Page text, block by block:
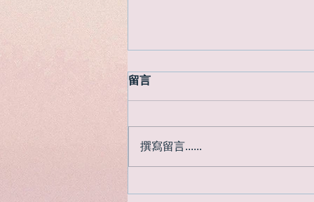
遲來了的日本紅葉季節
留言
撰寫留言......